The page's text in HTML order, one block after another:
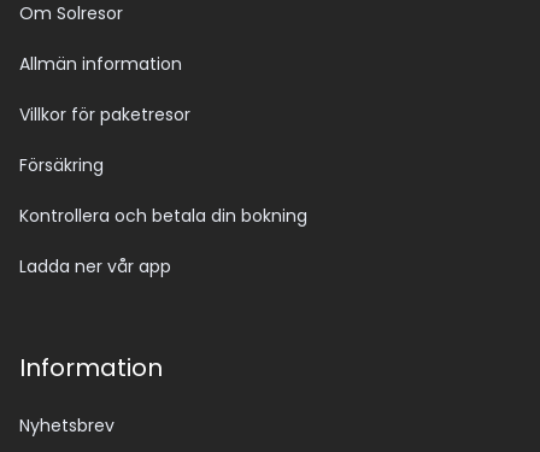
Om Solresor
Allmän information
Villkor för paketresor
Försäkring
Kontrollera och betala din bokning
Ladda ner vår app
Information
Nyhetsbrev